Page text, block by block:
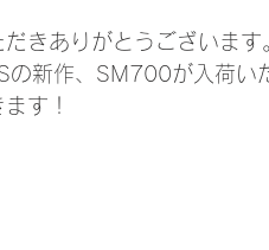
だきありがとうございます
の新作、SM700が入荷い
す！